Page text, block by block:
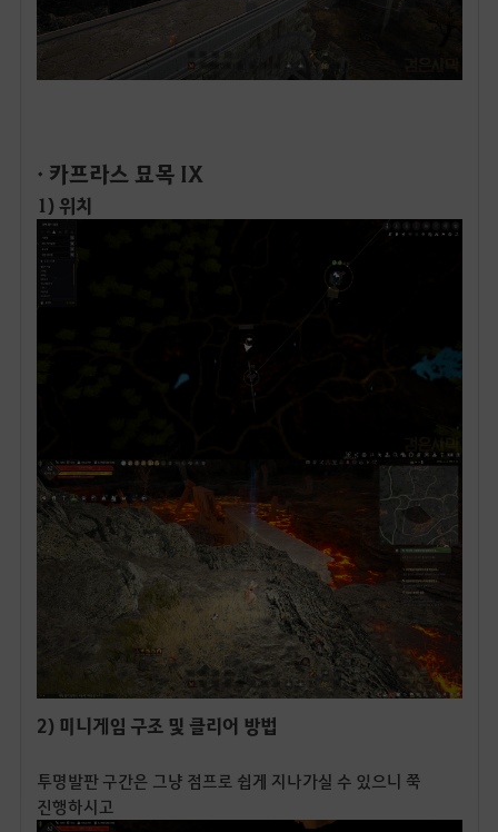
· 카프라스 묘목 IX
1) 위치
2) 미니게임 구조 및 클리어 방법
투명발판 구간은 그냥 점프로 쉽게 지나가실 수 있으니 쭉
진행하시고